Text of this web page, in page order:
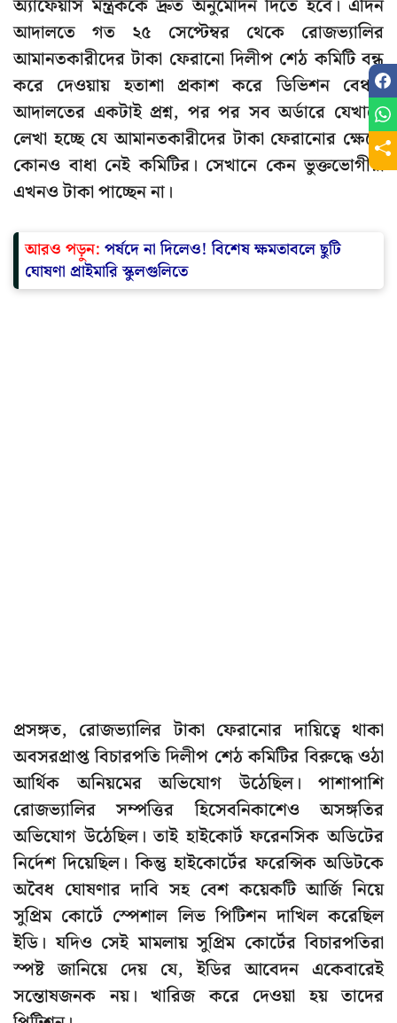
অ্যাফেয়ার্স মন্ত্রককে দ্রুত অনুমোদন দিতে হবে। এদিন
আদালতে গত ২৫ সেপ্টেম্বর থেকে রোজভ্যালির
আমানতকারীদের টাকা ফেরানো দিলীপ শেঠ কমিটি বন্ধ
করে দেওয়ায় হতাশা প্রকাশ করে ডিভিশন বেঞ্চ।
আদালতের একটাই প্রশ্ন, পর পর সব অর্ডারে যেখানে
লেখা হচ্ছে যে আমানতকারীদের টাকা ফেরানোর ক্ষেত্রে
কোনও বাধা নেই কমিটির। সেখানে কেন ভুক্তভোগীরা
এখনও টাকা পাচ্ছেন না।
আরও পড়ুন: পর্ষদে না দিলেও! বিশেষ ক্ষমতাবলে ছুটি
ঘোষণা প্রাইমারি স্কুলগুলিতে
প্রসঙ্গত, রোজভ্যালির টাকা ফেরানোর দায়িত্বে থাকা
অবসরপ্রাপ্ত বিচারপতি দিলীপ শেঠ কমিটির বিরুদ্ধে ওঠা
আর্থিক অনিয়মের অভিযোগ উঠেছিল। পাশাপাশি
রোজভ্যালির সম্পত্তির হিসেবনিকাশেও অসঙ্গতির
অভিযোগ উঠেছিল। তাই হাইকোর্ট ফরেনসিক অডিটের
নির্দেশ দিয়েছিল। কিন্তু হাইকোর্টের ফরেন্সিক অডিটকে
অবৈধ ঘোষণার দাবি সহ বেশ কয়েকটি আর্জি নিয়ে
সুপ্রিম কোর্টে স্পেশাল লিভ পিটিশন দাখিল করেছিল
ইডি। যদিও সেই মামলায় সুপ্রিম কোর্টের বিচারপতিরা
স্পষ্ট জানিয়ে দেয় যে, ইডির আবেদন একেবারেই
সন্তোষজনক নয়। খারিজ করে দেওয়া হয় তাদের